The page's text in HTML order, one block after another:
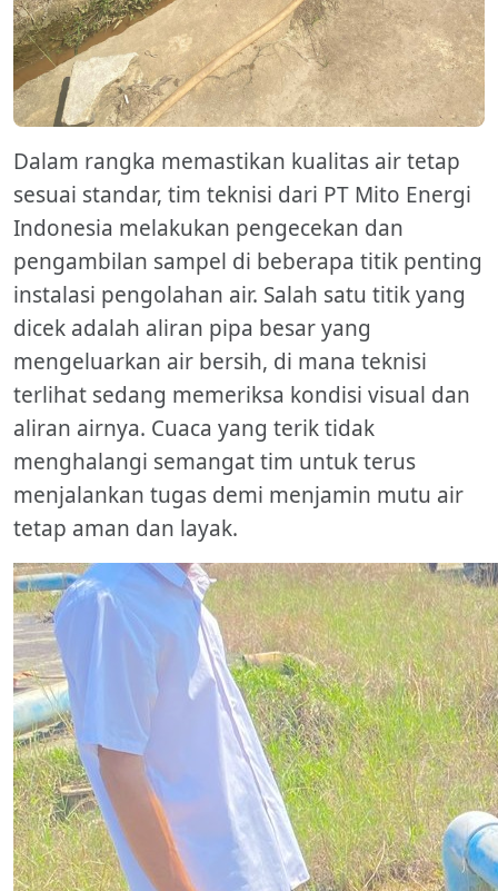
Dalam rangka memastikan kualitas air tetap
sesuai standar, tim teknisi dari PT Mito Energi
Indonesia melakukan pengecekan dan
pengambilan sampel di beberapa titik penting
instalasi pengolahan air. Salah satu titik yang
dicek adalah aliran pipa besar yang
mengeluarkan air bersih, di mana teknisi
terlihat sedang memeriksa kondisi visual dan
aliran airnya. Cuaca yang terik tidak
menghalangi semangat tim untuk terus
menjalankan tugas demi menjamin mutu air
tetap aman dan layak.